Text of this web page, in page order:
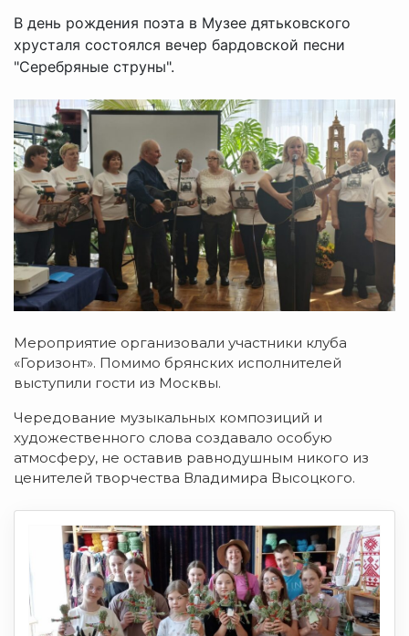
В день рождения поэта в Музее дятьковского
хрусталя состоялся вечер бардовской песни
"Серебряные струны".
Мероприятие организовали участники клуба
«Горизонт». Помимо брянских исполнителей
выступили гости из Москвы.
Чередование музыкальных композиций и
художественного слова создавало особую
атмосферу, не оставив равнодушным никого из
ценителей творчества Владимира Высоцкого.